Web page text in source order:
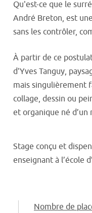
Qu'est-ce que le
André Breton, est
sans les contrôler,
À partir de ce
d'Yves Tanguy,
mais singulièrement
collage, dessin ou
et organique né
Stage conçu et
enseignant à l’école
Nombre de